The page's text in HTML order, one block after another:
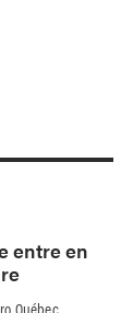
entre en